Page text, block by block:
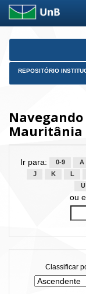
Skip
REPOSITÓRIO
Mauritânia
Ir para: 0-9 A
J
K L
U
ou
Classificar